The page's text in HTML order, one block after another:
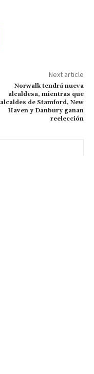
Next article
Norwalk tendrá nueva
alcaldesa, mientras que
alcaldes de Stamford, New
Haven y Danbury ganan
reelección